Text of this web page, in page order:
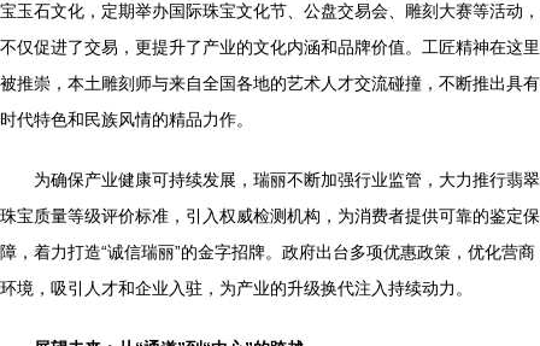
宝玉石文化，定期举办国际珠宝文化节、公盘交易会、雕刻大赛等活动，
不仅促进了交易，更提升了产业的文化内涵和品牌价值。工匠精神在这里
被推崇，本土雕刻师与来自全国各地的艺术人才交流碰撞，不断推出具有
时代特色和民族风情的精品力作。
为确保产业健康可持续发展，瑞丽不断加强行业监管，大力推行翡翠
珠宝质量等级评价标准，引入权威检测机构，为消费者提供可靠的鉴定保
障，着力打造“诚信瑞丽”的金字招牌。政府出台多项优惠政策，优化营商
环境，吸引人才和企业入驻，为产业的升级换代注入持续动力。